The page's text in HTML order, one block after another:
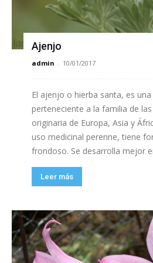
Ajenjo
admin - 10/01/2017
El ajenjo o hierba santa, es
perteneciente a la familia de
originaria de Europa, Asia y
uso medicinal perenne, tiene
frondoso. Se desarrolla mejor
Leer más